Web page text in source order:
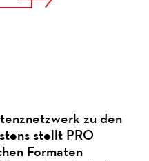
zu den
stellt PRO
Formaten